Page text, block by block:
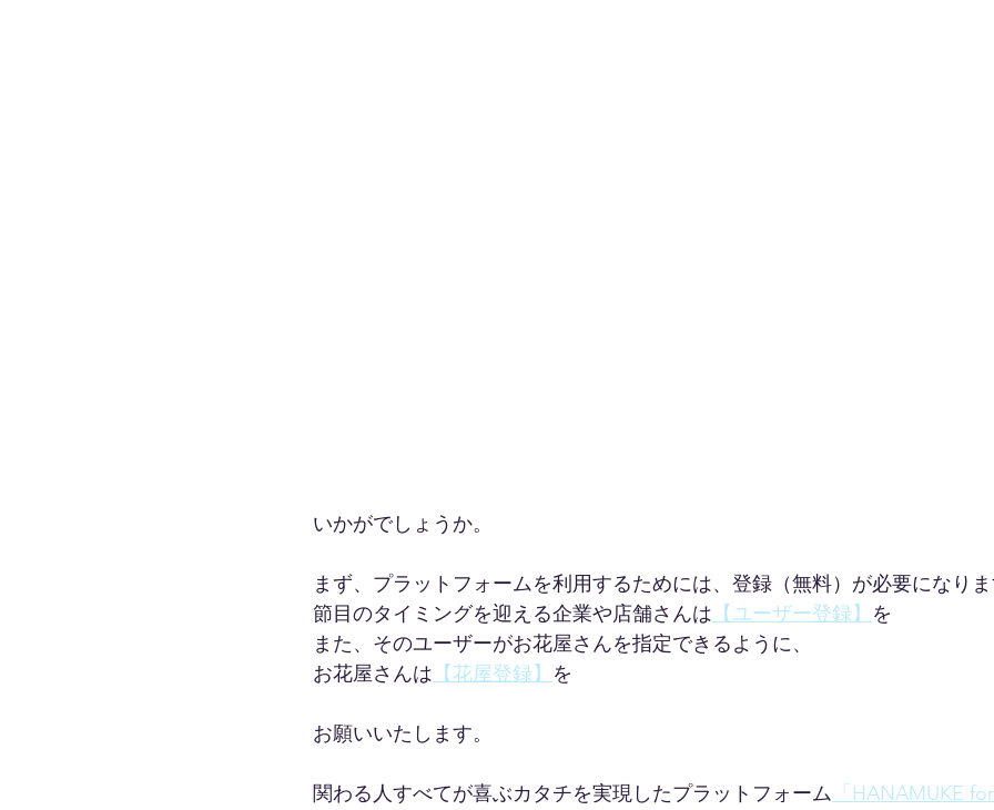
いかがでしょうか。
まず、プラットフォームを利用するためには、登録（無料）が必要になり
節目のタイミングを迎える企業や店舗さんは 【ユーザー登録】 を
また、そのユーザーがお花屋さんを指定できるように、
お花屋さんは 【花屋登録】 を
お願いいたします。
関わる人すべてが喜ぶカタチを実現したプラットフォーム 「HANAMUKE